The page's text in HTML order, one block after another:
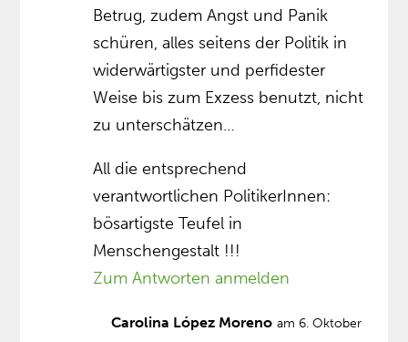
Betrug, zudem Angst und Panik
schüren, alles seitens der Politik in
widerwärtigster und perfidester
Weise bis zum Exzess benutzt, nicht
zu unterschätzen…
All die entsprechend
verantwortlichen PolitikerInnen:
bösartigste Teufel in
Menschengestalt !!!
Zum Antworten anmelden
Carolina López Moreno am 6. Oktober